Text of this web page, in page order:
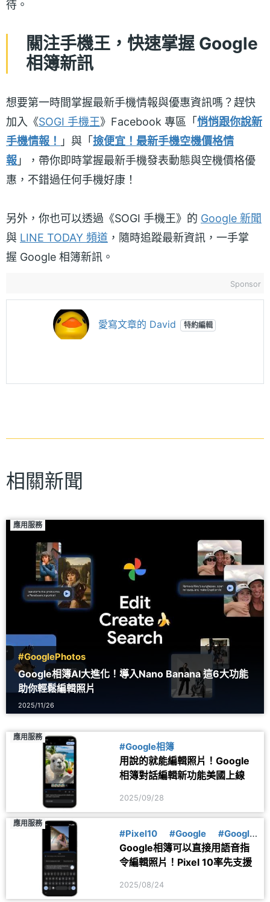
待。
關注手機王，快速掌握 Google
相簿新訊
想要第一時間掌握最新手機情報與優惠資訊嗎？趕快
加入《SOGI 手機王》Facebook 專區「悄悄跟你說新
手機情報！ 」與「撿便宜！最新手機空機價格情
報 」，帶你即時掌握最新手機發表動態與空機價格優
惠，不錯過任何手機好康！
另外，你也可以透過《SOGI 手機王》的 Google 新聞
與 LINE TODAY 頻道 ，隨時追蹤最新資訊，一手掌
握 Google 相簿新訊。
Sponsor
愛寫文章的 David 特約編輯
相關新聞
應用服務
#GooglePhotos
Google相簿AI大進化！導入Nano Banana 這6大功能
助你輕鬆編輯照片
2025/11/26
應用服務
#Google相簿
用說的就能編輯照片！Google
相簿對話編輯新功能美國上線
2025/09/28
應用服務
#Pixel10 #Google
#Google
相簿
Google相簿可以直接用語音指
令編輯照片！Pixel 10率先支援
2025/08/24